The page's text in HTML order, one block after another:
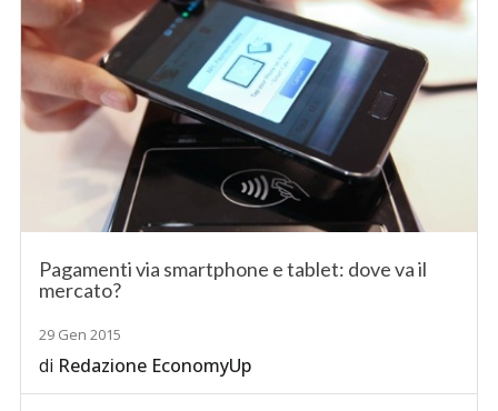
Pagamenti via smartphone e tablet: dove va il
mercato?
29 Gen 2015
di Redazione EconomyUp